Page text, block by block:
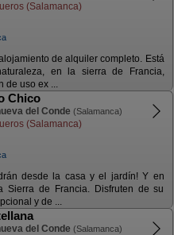
(Salamanca)
de alquiler completo. Está
en la sierra de Francia,
de uso ex ...
Chico
del Conde (Salamanca)
(Salamanca)
desde la casa y el jardín! Y en
Sierra de Francia. Disfruten de su
y de ...
del Conde (Salamanca)